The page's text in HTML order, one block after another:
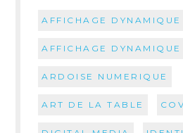
AFFICHAGE DYNAMIQUE
AFFICHAGE DYNAMIQUE
ARDOISE NUMERIQUE
ART DE LA TABLE